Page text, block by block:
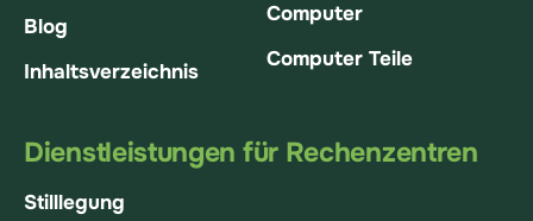
Blog
Inhaltsverzeichnis
Computer
Computer Teile
Dienstleistungen für Rechenzentren
Stilllegung